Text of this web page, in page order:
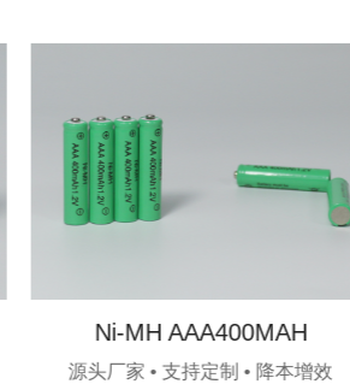
Ni-MH AAA400MAH
头厂家 • 支持定制 • 降本增效